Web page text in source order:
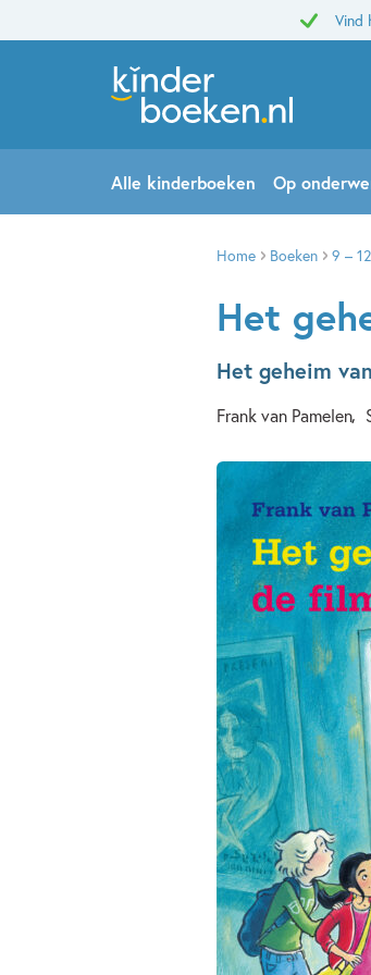
Vind
Alle kinderboeken Op
Home Boeken 9 –
Het
Het geheim van
Frank van Pamelen